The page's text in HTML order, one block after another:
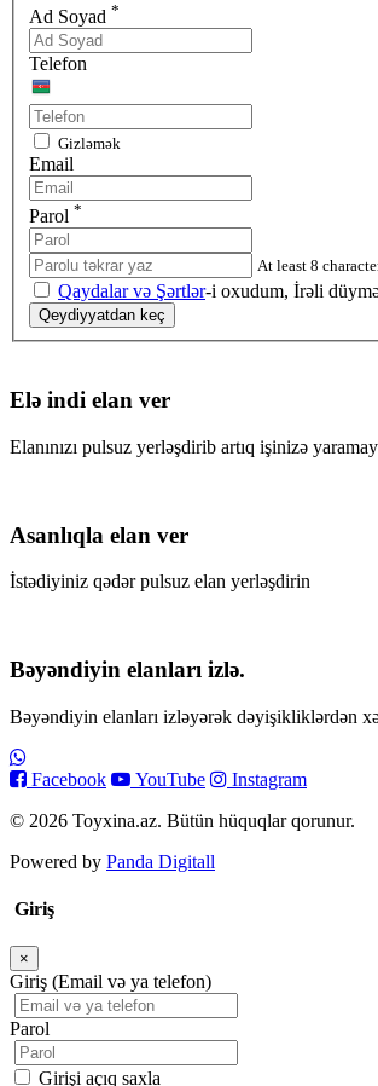
Ad Soyad *
Telefon
Gizləmək
Email
Parol *
At least 8
Qaydalar və Şərtlər-i oxudum, İrəli
Qeydiyyatdan keç
Elə indi elan ver
Elanınızı pulsuz yerləşdirib artıq işinizə
Asanlıqla elan ver
İstədiyiniz qədər pulsuz elan yerləşdirin
Bəyəndiyin elanları izlə.
Bəyəndiyin elanları izləyərək dəyişikliklərdən
Facebook YouTube
Instagram
© 2026 Toyxina.az. Bütün hüquqlar qorunur.
Powered by Panda Digitall
Giriş
×
Bağla
Giriş (Email və ya telefon)
Parol
Girişi açıq saxla